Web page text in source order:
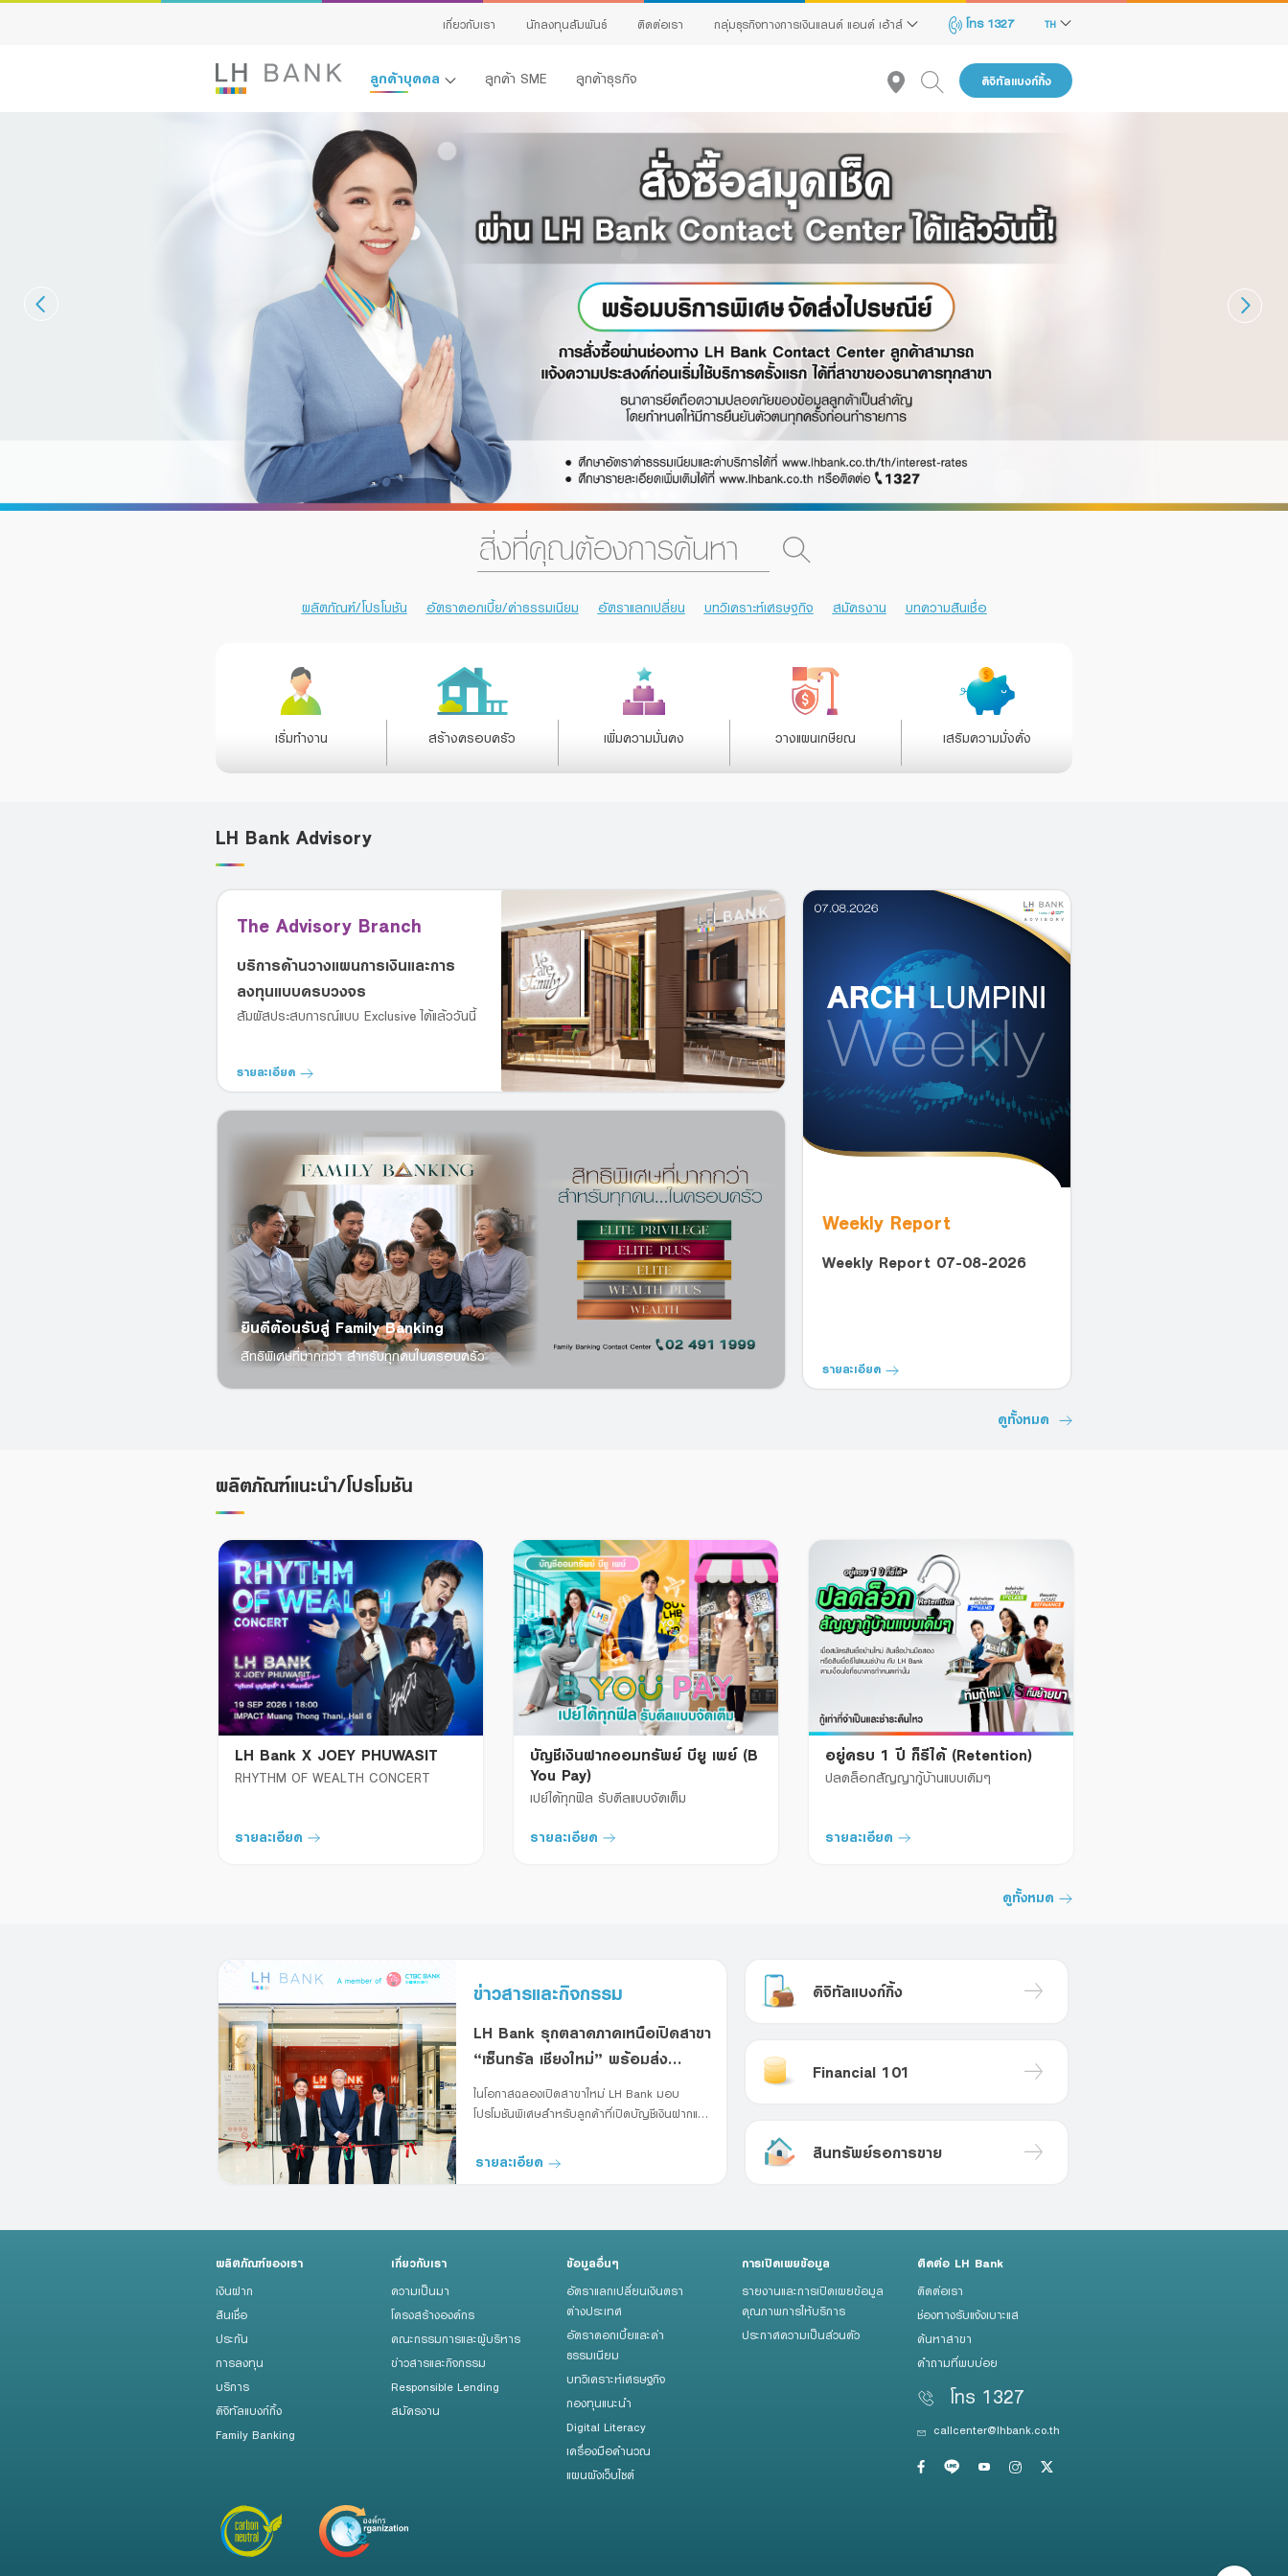
เกี่ยวกับเรา นักลงทุนสัมพันธ์ ติดต่อเรา กลุ่มธุรกิจทางการเงินแลนด์ แอนด์ เฮ้าส์ โทร 1327 TH
ลูกค้าบุคคล ลูกค้า SME ลูกค้าธุรกิจ ดิจิทัลแบงก์กิ้ง
เงินฝาก
สินเชื่อ
ประกัน
การลงทุน
บริการ
ดิจิทัลแบงก์กิ้ง
Family Banking
Foreigners
ผลิตภัณฑ์/โปรโมชัน อัตราดอกเบี้ย/ค่าธรรมเนียม อัตราแลกเปลี่ยน บทวิเคราะห์เศรษฐกิจ สมัครงาน บทความสินเชื่อ
เริ่มทำงาน สร้างครอบครัว เพิ่มความมั่นคง วางแผนเกษียณ เสริมความมั่งคั่ง
LH Bank Advisory
The Advisory Branch
บริการด้านวางแผนการเงินและการ
ลงทุนแบบครบวงจร
สัมผัสประสบการณ์แบบ Exclusive ได้แล้ววันนี้
รายละเอียด
ยินดีต้อนรับสู่ Family Banking
สิทธิพิเศษที่มากกว่า สำหรับทุกคนในครอบครัว
Weekly Report
Weekly Report 07-08-2026
รายละเอียด
ดูทั้งหมด
ผลิตภัณฑ์แนะนำ/โปรโมชัน
LH Bank X JOEY PHUWASIT
RHYTHM OF WEALTH CONCERT
รายละเอียด
บัญชีเงินฝากออมทรัพย์ บียู เพย์ (B
You Pay)
เปย์ได้ทุกฟิล รับดีลแบบจัดเต็ม
รายละเอียด
อยู่ครบ 1 ปี ก็รีได้ (Retention)
ปลดล็อกสัญญากู้บ้านแบบเดิมๆ
รายละเอียด
ดูทั้งหมด
ข่าวสารและกิจกรรม
LH Bank รุกตลาดภาคเหนือเปิดสาขา
“เซ็นทรัล เชียงใหม่” พร้อมส่ง
โปรโมชันพิเศษ
ในโอกาสฉลองเปิดสาขาใหม่ LH Bank มอบ
โปรโมชันพิเศษสำหรับลูกค้าที่เปิดบัญชีเงินฝากและ
วันที่ 1 สิงหาคม - 30 กันยายน 2569
รายละเอียด
ดิจิทัลแบงก์กิ้ง
Financial 101
สินทรัพย์รอการขาย
ผลิตภัณฑ์ของเรา
เงินฝาก
สินเชื่อ
ประกัน
การลงทุน
บริการ
ดิจิทัลแบงก์กิ้ง
Family Banking
เกี่ยวกับเรา
ความเป็นมา
โครงสร้างองค์กร
คณะกรรมการและผู้บริหาร
ข่าวสารและกิจกรรม
Responsible Lending
สมัครงาน
ข้อมูลอื่นๆ
อัตราแลกเปลี่ยนเงินตรา
ต่างประเทศ
อัตราดอกเบี้ยและค่า
ธรรมเนียม
บทวิเคราะห์เศรษฐกิจ
กองทุนแนะนำ
Digital Literacy
เครื่องมือคำนวณ
แผนผังเว็บไซต์
การเปิดเผยข้อมูล
รายงานและการเปิดเผยข้อมูล
คุณภาพการให้บริการ
ประกาศความเป็นส่วนตัว
ติดต่อ LH Bank
ติดต่อเรา
ช่องทางรับแจ้งเบาะแส
ค้นหาสาขา
คำถามที่พบบ่อย
โทร 1327
callcenter@lhbank.co.th